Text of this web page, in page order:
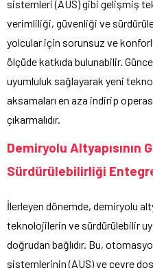
sistemleri (AUS) gibi gelişmiş
verimliliği, güvenliği ve
yolcular için sorunsuz ve
ölçüde katkıda bulunabilir.
uyumluluk sağlayarak yeni
aksamaları en aza indirip
çıkarmalıdır.
Demiryolu Altyapısının
Sürdürülebilirliği
İlerleyen dönemde, demiryolu
teknolojilerin ve sürdürülebilir
doğrudan bağlıdır. Bu,
sistemlerinin (AUS) ve çevre